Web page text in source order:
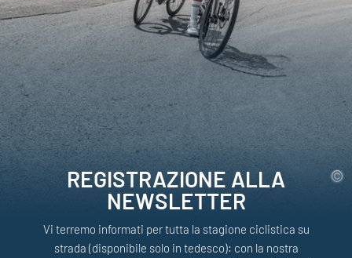
REGISTRAZIONE ALLA
NEWSLETTER
Vi terremo informati per tutta la stagione ciclistica su
strada (disponibile solo in tedesco): con la nostra